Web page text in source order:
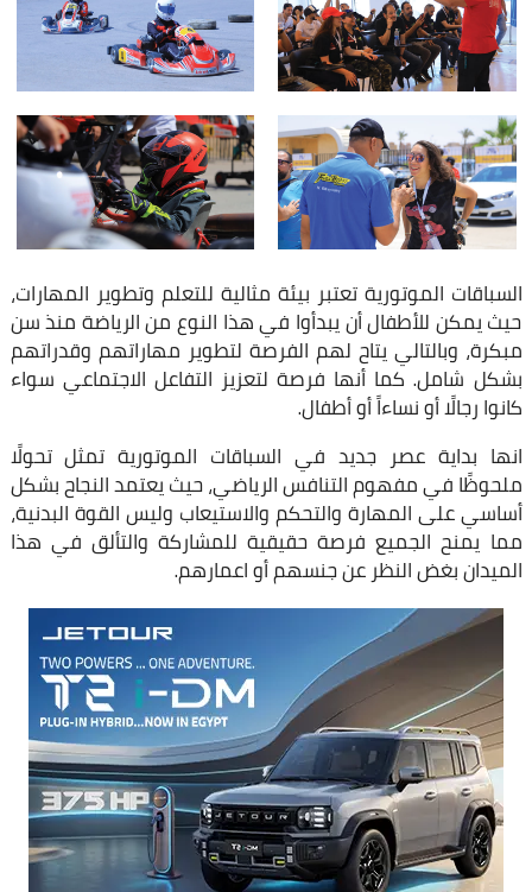
السباقات الموتورية تعتبر بيئة مثالية للتعلم وتطوير المهارات،
حيث يمكن للأطفال أن يبدأوا في هذا النوع من الرياضة منذ سن
مبكرة، وبالتالي يتاح لهم الفرصة لتطوير مهاراتهم وقدراتهم
بشكل شامل. كما أنها فرصة لتعزيز التفاعل الاجتماعي سواء
كانوا رجالًا أو نساءاً أو أطفال.
انها بداية عصر جديد في السباقات الموتورية تمثل تحولًا
ملحوظًا في مفهوم التنافس الرياضي، حيث يعتمد النجاح بشكل
أساسي على المهارة والتحكم والاستيعاب وليس القوة البدنية،
مما يمنح الجميع فرصة حقيقية للمشاركة والتألق في هذا
الميدان بغض النظر عن جنسهم أو اعمارهم.